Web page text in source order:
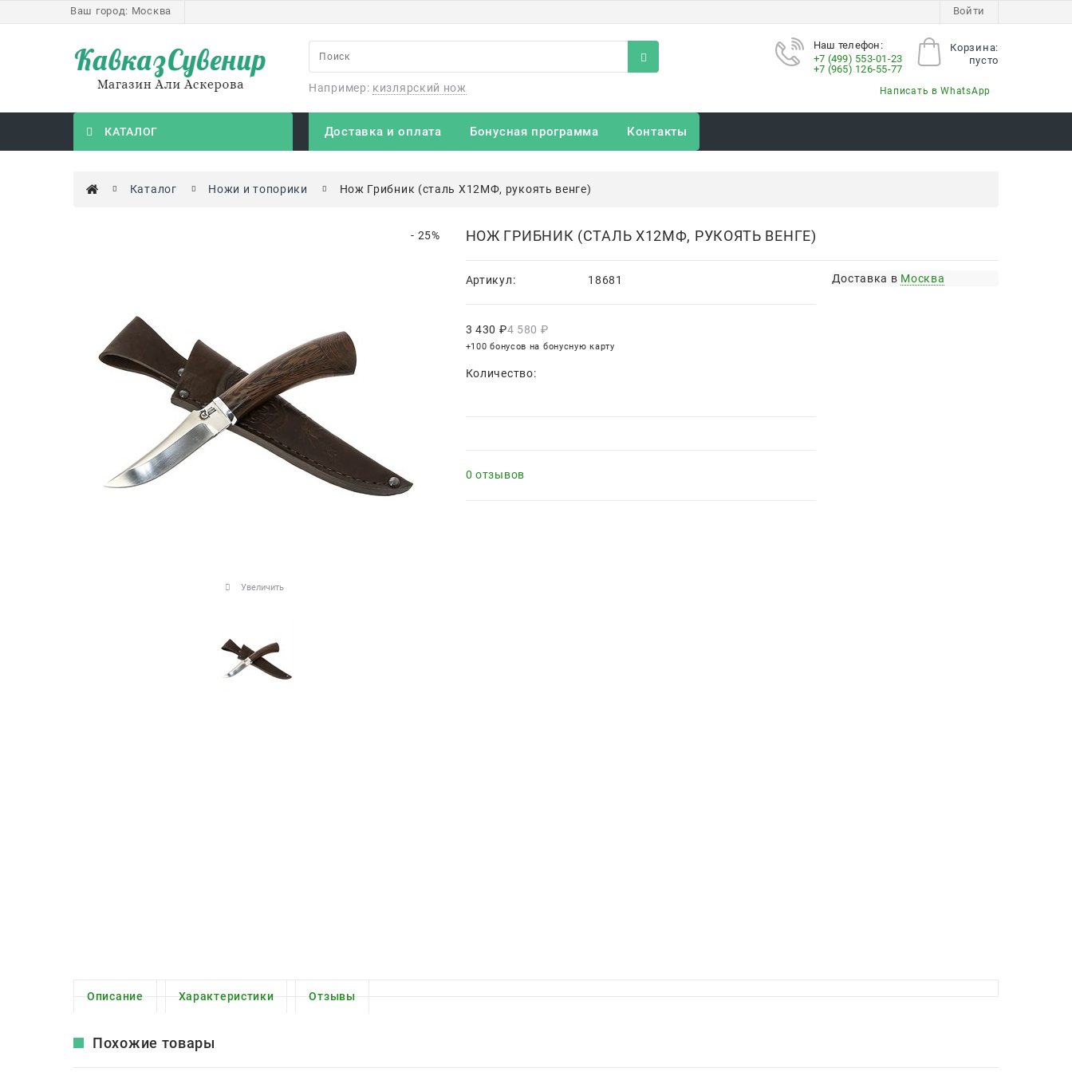
Ваш город: Москва Войти
Например: кизлярский нож
Корзина:
пусто
Наш телефон:
+7 (499) 553-01-23
+7 (965) 126-55-77
Написать в WhatsApp
КАТАЛОГ Доставка и оплата Бонусная программа Контакты
Каталог Ножи и топорики Нож Грибник (сталь Х12МФ, рукоять венге)
- 25%
Увеличить
НОЖ ГРИБНИК (СТАЛЬ Х12МФ, РУКОЯТЬ ВЕНГЕ)
Артикул: 18681
4 580 ₽
3 430 ₽
+100 бонусов на бонусную карту
Количество:
0 отзывов
Доставка в Москва
Описание Характеристики Отзывы
Похожие товары